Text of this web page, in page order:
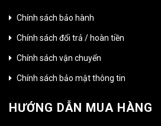
Chính sách bảo hành
Chính sách đổi trả / hoàn tiền
Chính sách vận chuyển
Chính sách bảo mật thông tin
HƯỚNG DẪN MUA HÀNG